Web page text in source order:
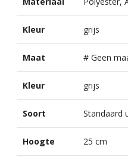
Kleur grijs
Maat # Geen
Kleur grijs
Soort Standaard
Hoogte 25 cm